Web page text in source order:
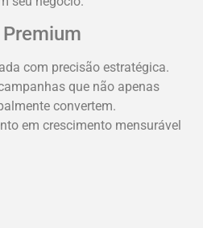
com precisão estratégica.
que não apenas
convertem.
em crescimento mensurável